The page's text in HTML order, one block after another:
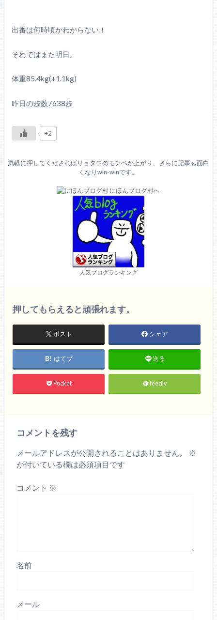
出番は何時頃かわからない！
それではまた明日。
体重85.4kg(+1.1kg)
昨日の歩数7638歩
+2
気軽に押してくださればリョタウのモチベが上がり、さらに記事も面白
くなりwin-winです。
人気ブログランキング
押してもらえると頑張れます。
ポスト シェア
はてブ 送る
Pocket feedly
コメントを残す
メールアドレスが公開されることはありません。
※
が付いている欄は必須項目です
コメント ※
名前
メール